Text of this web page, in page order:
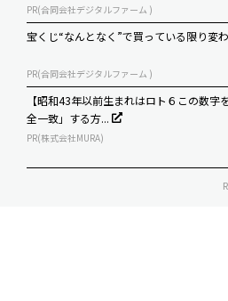
PR(合同会社デジタルファーム )
宝くじ“なんとなく”で買っている限り変
PR(合同会社デジタルファーム )
【昭和43年以前生まれはロト６この数
全一致」する方...
PR(株式会社MURA)